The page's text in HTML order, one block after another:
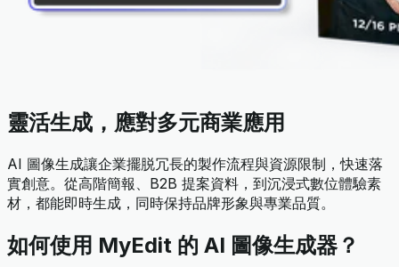
靈活生成，應對多元商業應用
AI 圖像生成讓企業擺脱冗長的製作流程與資源限制，快速落
實創意。從高階簡報、B2B 提案資料，到沉浸式數位體驗素
材，都能即時生成，同時保持品牌形象與專業品質。
如何使用 MyEdit 的 AI 圖像生成器？